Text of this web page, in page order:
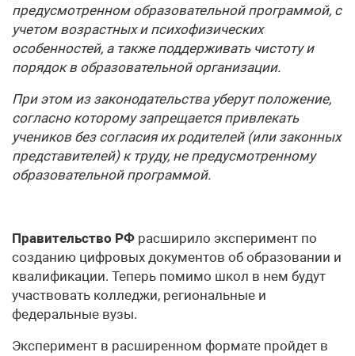
предусмотренном образовательной программой, с
учетом возрастных и психофизических
особенностей, а также поддерживать чистоту и
порядок в образовательной организации.
При этом из законодательства уберут положение,
согласно которому запрещается привлекать
учеников без согласия их родителей (или законных
представителей) к труду, не предусмотренному
образовательной программой.
Правительство РФ расширило эксперимент по
созданию цифровых документов об образовании и
квалификации. Теперь помимо школ в нем будут
участвовать колледжи, региональные и
федеральные вузы.
Эксперимент в расширенном формате пройдет в